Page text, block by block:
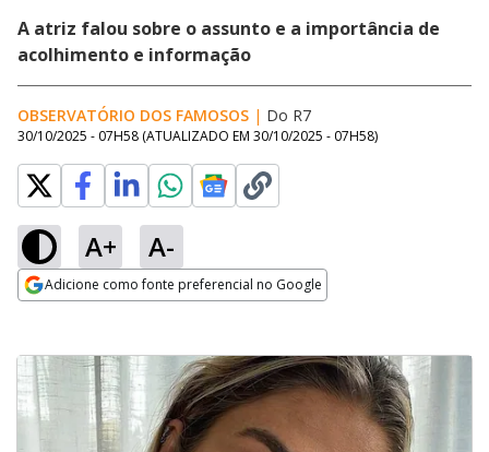
A atriz falou sobre o assunto e a importância de
acolhimento e informação
OBSERVATÓRIO DOS FAMOSOS | Do R7
30/10/2025 - 07H58 (ATUALIZADO EM 30/10/2025 - 07H58)
A+ A-
Adicione como fonte preferencial no Google